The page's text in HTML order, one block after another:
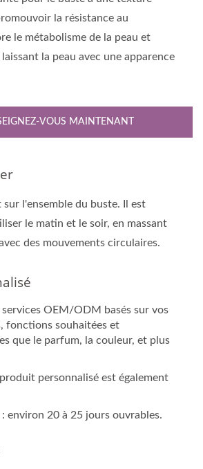
la résistance au
le métabolisme de la peau et
la peau avec une apparence
VOUS MAINTENANT
l'ensemble du buste. Il est
le matin et le soir, en massant
des mouvements circulaires.
OEM/ODM basés sur vos
fonctions souhaitées et
que le parfum, la couleur, et plus
personnalisé est également
environ 20 à 25 jours ouvrables.